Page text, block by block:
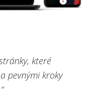
které
pevnými kroky